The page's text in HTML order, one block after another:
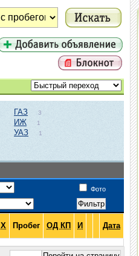
ГАЗ 3
ИЖ 1
УАЗ 1
Фото
Х Пробег ОД КП И Дата